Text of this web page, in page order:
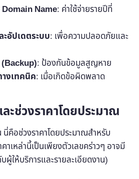
Name: ค่าใช้จ่ายรายปีที่
อัปเดตระบบ: เพื่อความปลอดภัยและ
: ป้องกันข้อมูลสูญหาย
งเทคนิค: เมื่อเกิดข้อผิดพลาด
ละช่วงราคาโดยประมาณ
นี่คือช่วงราคาโดยประมาณสำหรับ
าเหล่านี้เป็นเพียงตัวเลขคร่าวๆ อาจมี
ให้บริการและรายละเอียดงาน)